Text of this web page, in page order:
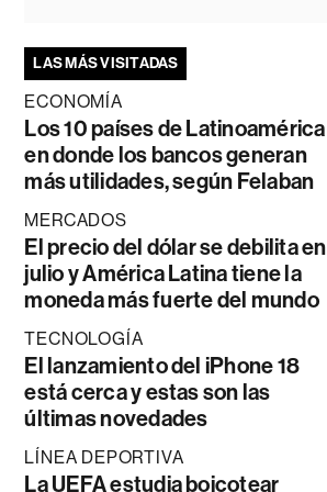
LAS MÁS VISITADAS
ECONOMÍA
Los 10 países de Latinoamérica
en donde los bancos generan
más utilidades, según Felaban
MERCADOS
El precio del dólar se debilita en
julio y América Latina tiene la
moneda más fuerte del mundo
TECNOLOGÍA
El lanzamiento del iPhone 18
está cerca y estas son las
últimas novedades
LÍNEA DEPORTIVA
La UEFA estudia boicotear